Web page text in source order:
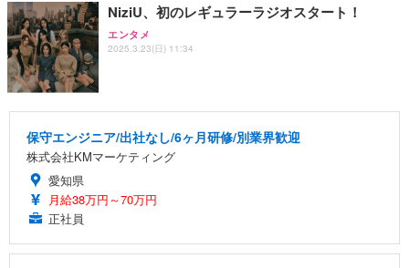
NiziU、初のレギュラーラジオスタート！
エンタメ
2025.3.23(日) 11:34
保守エンジニア/出社なし/6ヶ月研修/別業界歓迎
株式会社KMマーケティング
愛知県
月給38万円～70万円
正社員